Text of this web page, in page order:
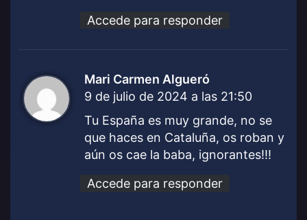
Accede para responder
Mari Carmen Algueró
i
9 de julio de 2024 a las 21:50
Tu España es muy grande, no se
que haces en Cataluña, os roban y
aún os cae la baba, ignorantes!!!
Accede para responder